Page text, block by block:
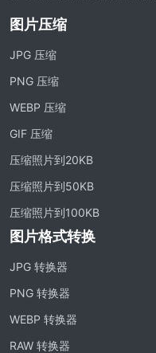
图片压缩
JPG 压缩
PNG 压缩
WEBP 压缩
GIF 压缩
压缩照片到20KB
压缩照片到50KB
压缩照片到100KB
图片格式转换
JPG 转换器
PNG 转换器
WEBP 转换器
RAW 转换器